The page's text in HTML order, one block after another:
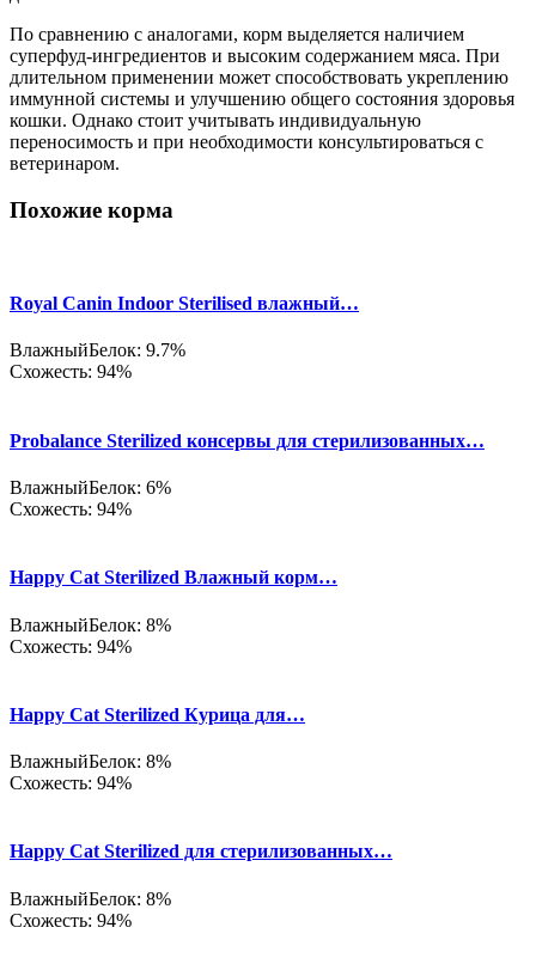
По сравнению с аналогами, корм выделяется наличием
суперфуд-ингредиентов и высоким содержанием мяса. При
длительном применении может способствовать укреплению
иммунной системы и улучшению общего состояния здоровья
кошки. Однако стоит учитывать индивидуальную
переносимость и при необходимости консультироваться с
ветеринаром.
Похожие корма
Royal Canin Indoor Sterilised влажный…
ВлажныйБелок: 9.7%
Схожесть: 94%
Probalance Sterilized консервы для стерилизованных…
ВлажныйБелок: 6%
Схожесть: 94%
Happy Cat Sterilized Влажный корм…
ВлажныйБелок: 8%
Схожесть: 94%
Happy Cat Sterilized Курица для…
ВлажныйБелок: 8%
Схожесть: 94%
Happy Cat Sterilized для стерилизованных…
ВлажныйБелок: 8%
Схожесть: 94%